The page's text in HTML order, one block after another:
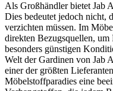
Als Großhändler bietet Jab
Dies bedeutet jedoch nicht,
verzichten müssen. Im
direkten Bezugsquellen,
besonders günstigen
Welt der Gardinen von Jab
einer der größten
Möbelstoffparadies eine